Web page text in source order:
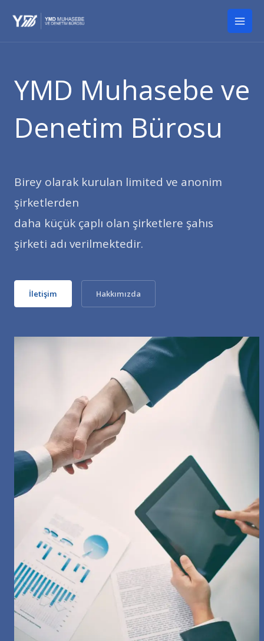
Main
YMD Muhasebe ve
Denetim Bürosu
Birey olarak kurulan limited ve anonim
şirketlerden
daha küçük çaplı olan şirketlere şahıs
şirketi adı verilmektedir.
İletişim Hakkımızda